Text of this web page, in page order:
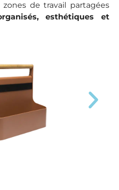
zones de travail partagées
esthétiques et